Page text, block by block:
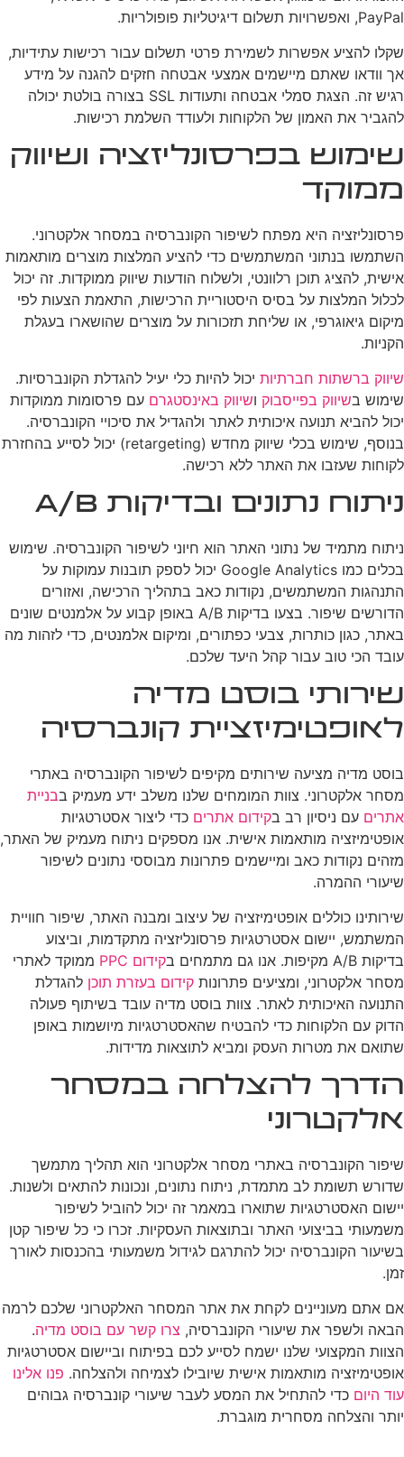
PayPal, ואפשרויות תשלום דיגיטליות פופולריות.
שקלו להציע אפשרות לשמירת פרטי תשלום עבור רכישות עתידיות,
אך וודאו שאתם מיישמים אמצעי אבטחה חזקים להגנה על מידע
רגיש זה. הצגת סמלי אבטחה ותעודות SSL בצורה בולטת יכולה
להגביר את האמון של הלקוחות ולעודד השלמת רכישות.
שימוש בפרסונליזציה ושיווק
ממוקד
פרסונליזציה היא מפתח לשיפור הקונברסיה במסחר אלקטרוני.
השתמשו בנתוני המשתמשים כדי להציע המלצות מוצרים מותאמות
אישית, להציג תוכן רלוונטי, ולשלוח הודעות שיווק ממוקדות. זה יכול
לכלול המלצות על בסיס היסטוריית הרכישות, התאמת הצעות לפי
מיקום גיאוגרפי, או שליחת תזכורות על מוצרים שהושארו בעגלת
הקניות.
שיווק ברשתות חברתיות יכול להיות כלי יעיל להגדלת הקונברסיות.
שימוש בשיווק בפייסבוק ושיווק באינסטגרם עם פרסומות ממוקדות
יכול להביא תנועה איכותית לאתר ולהגדיל את סיכויי הקונברסיה.
בנוסף, שימוש בכלי שיווק מחדש (retargeting) יכול לסייע בהחזרת
לקוחות שעזבו את האתר ללא רכישה.
ניתוח נתונים ובדיקות A/B
ניתוח מתמיד של נתוני האתר הוא חיוני לשיפור הקונברסיה. שימוש
בכלים כמו Google Analytics יכול לספק תובנות עמוקות על
התנהגות המשתמשים, נקודות כאב בתהליך הרכישה, ואזורים
הדורשים שיפור. בצעו בדיקות A/B באופן קבוע על אלמנטים שונים
באתר, כגון כותרות, צבעי כפתורים, ומיקום אלמנטים, כדי לזהות מה
עובד הכי טוב עבור קהל היעד שלכם.
שירותי בוסט מדיה
לאופטימיזציית קונברסיה
בוסט מדיה מציעה שירותים מקיפים לשיפור הקונברסיה באתרי
מסחר אלקטרוני. צוות המומחים שלנו משלב ידע מעמיק בבניית
אתרים עם ניסיון רב בקידום אתרים כדי ליצור אסטרטגיות
אופטימיזציה מותאמות אישית. אנו מספקים ניתוח מעמיק של האתר,
מזהים נקודות כאב ומיישמים פתרונות מבוססי נתונים לשיפור
שיעורי ההמרה.
שירותינו כוללים אופטימיזציה של עיצוב ומבנה האתר, שיפור חוויית
המשתמש, יישום אסטרטגיות פרסונליזציה מתקדמות, וביצוע
בדיקות A/B מקיפות. אנו גם מתמחים ב
קידום PPC
ממוקד לאתרי
מסחר אלקטרוני, ומציעים פתרונות קידום בעזרת תוכן להגדלת
התנועה האיכותית לאתר. צוות בוסט מדיה עובד בשיתוף פעולה
הדוק עם הלקוחות כדי להבטיח שהאסטרטגיות מיושמות באופן
שתואם את מטרות העסק ומביא לתוצאות מדידות.
הדרך להצלחה במסחר
אלקטרוני
שיפור הקונברסיה באתרי מסחר אלקטרוני הוא תהליך מתמשך
שדורש תשומת לב מתמדת, ניתוח נתונים, ונכונות להתאים ולשנות.
יישום האסטרטגיות שתוארו במאמר זה יכול להוביל לשיפור
משמעותי בביצועי האתר ובתוצאות העסקיות. זכרו כי כל שיפור קטן
בשיעור הקונברסיה יכול להתרגם לגידול משמעותי בהכנסות לאורך
זמן.
אם אתם מעוניינים לקחת את אתר המסחר האלקטרוני שלכם לרמה
הבאה ולשפר את שיעורי הקונברסיה, צרו קשר עם בוסט מדיה.
הצוות המקצועי שלנו ישמח לסייע לכם בפיתוח וביישום אסטרטגיות
אופטימיזציה מותאמות אישית שיובילו לצמיחה ולהצלחה. פנו אלינו
עוד היום כדי להתחיל את המסע לעבר שיעורי קונברסיה גבוהים
יותר והצלחה מסחרית מוגברת.